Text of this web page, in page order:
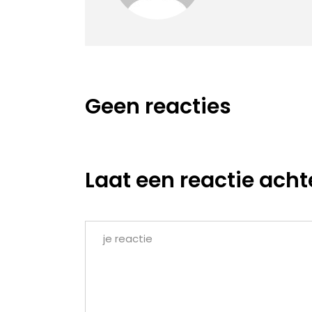
Geen reacties
Laat een reactie